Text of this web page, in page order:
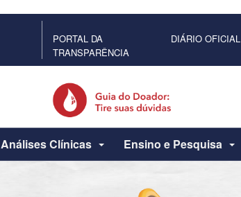
PORTAL DA
TRANSPARÊNCIA
DIÁRIO OFICIAL
Análises Clínicas Ensino e Pesquisa